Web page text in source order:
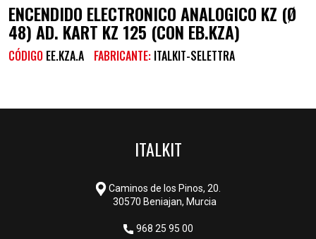
ENCENDIDO ELECTRONICO ANALOGICO KZ (Ø
48) AD. KART KZ 125 (CON EB.KZA)
CÓDIGO EE.KZA.A FABRICANTE: ITALKIT-SELETTRA
ITALKIT
Caminos de los Pinos, 20.
30570 Beniajan, Murcia
968 25 95 00